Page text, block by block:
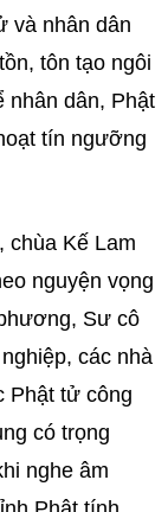
và nhân dân
tôn tạo ngôi
nhân dân, Phật
tín ngưỡng
chùa Kế Lam
nguyện vọng
Sư cô
các nhà
Phật tử công
có trọng
nghe âm